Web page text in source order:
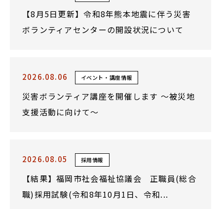
【8月5日更新】令和8年熊本地震に伴う災害
ボランティアセンターの開設状況について
2026.08.06 イベント・講座情報
災害ボランティア講座を開催します ～被災地
支援活動に向けて～
2026.08.05 採用情報
【結果】福岡市社会福祉協議会 正職員(総合
職)採用試験(令和8年10月1日、令和...